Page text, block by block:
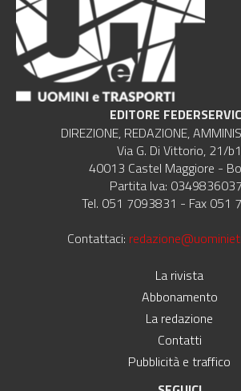
EDITORE
DIREZIONE, REDAZIONE,
Via G. Di Vittorio, 21/b1
40013 Castel Maggiore -
Partita Iva:
Tel. 051 7093831 - Fax 051
Contattaci:
La rivista
Abbonamento
La redazione
Contatti
Pubblicità e traffico